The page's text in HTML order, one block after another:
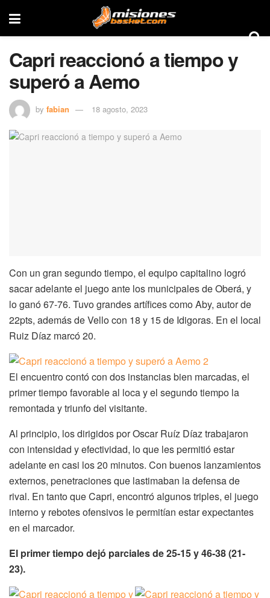
Capri reaccionó a tiempo y
superó a Aemo
by fabian 18 agosto, 2023
Con un gran segundo tiempo, el equipo capitalino logró
sacar adelante el juego ante los municipales de Oberá, y
lo ganó 67-76. Tuvo grandes artífices como Aby, autor de
22pts, además de Vello con 18 y 15 de Idigoras. En el local
Ruiz Díaz marcó 20.
El encuentro contó con dos instancias bien marcadas, el
primer tiempo favorable al loca y el segundo tiempo la
remontada y triunfo del visitante.
Al principio, los dirigidos por Oscar Ruíz Díaz trabajaron
con intensidad y efectividad, lo que les permitió estar
adelante en casi los 20 minutos. Con buenos lanzamientos
externos, penetraciones que lastimaban la defensa de
rival. En tanto que Capri, encontró algunos triples, el juego
interno y rebotes ofensivos le permitían estar expectantes
en el marcador.
El primer tiempo dejó parciales de 25-15 y 46-38 (21-
23).